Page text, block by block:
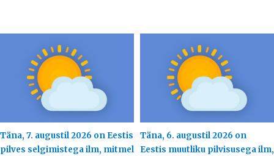
Täna, 7. augustil 2026 on Eestis
pilves selgimistega ilm, mitmel
Täna, 6. augustil 2026 on
Eestis muutliku pilvisusega ilm,